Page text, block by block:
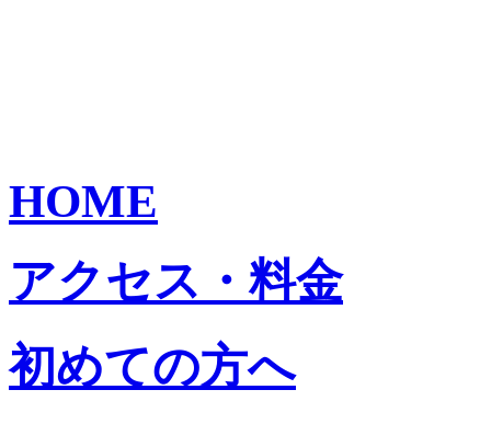
HOME
アクセス・料金
初めての方へ